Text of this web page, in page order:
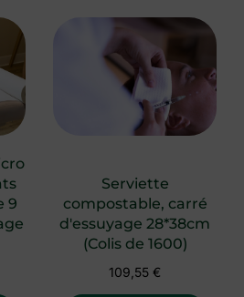
9
Serviette
compostable, carré
d'essuyage 28*38cm
(Colis de 1600)
109,55 €